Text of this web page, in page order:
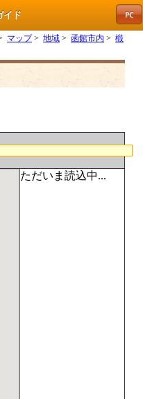
イド
マップ> 地域 > 函館市内 > 椴
ただいま読込中...